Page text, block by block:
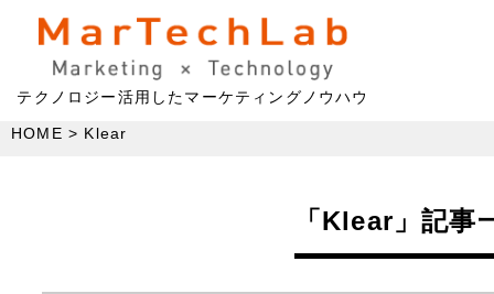
テクノロジー活用したマーケティングノウハウ
HOME Klear
「Klear」記事